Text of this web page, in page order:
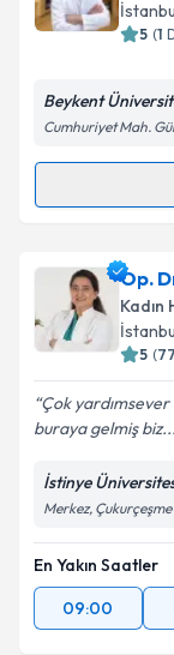
5 (1
Beykent
Cumhuriyet Mah.
Yrd. Doç.
talebi
için bir
E-posta
Kişisel
Metni
Op.
Kadın
5 (77
Çok
buraya gelmiş biz...
İstinye
Merkez,
En Yakın Saatler
09:00